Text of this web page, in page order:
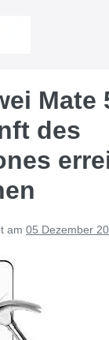
Mate
des
am 05 Dezember